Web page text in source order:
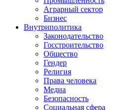
Аграрный сектор
Бизнес
Внутриполитика
Законодательство
Госстроительство
Общество
Гендер
Религия
Права человека
Медиа
Безопасность
Социальная сфера